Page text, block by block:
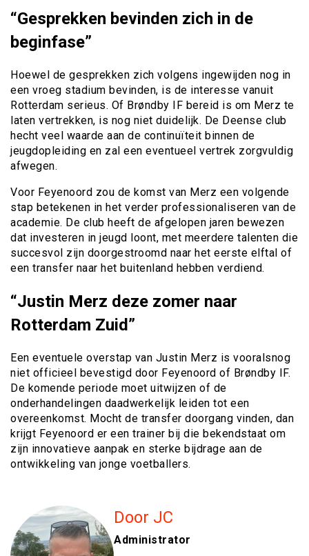
“Gesprekken bevinden zich in de
beginfase”
Hoewel de gesprekken zich volgens ingewijden nog in
een vroeg stadium bevinden, is de interesse vanuit
Rotterdam serieus. Of Brøndby IF bereid is om Merz te
laten vertrekken, is nog niet duidelijk. De Deense club
hecht veel waarde aan de continuïteit binnen de
jeugdopleiding en zal een eventueel vertrek zorgvuldig
afwegen.
Voor Feyenoord zou de komst van Merz een volgende
stap betekenen in het verder professionaliseren van de
academie. De club heeft de afgelopen jaren bewezen
dat investeren in jeugd loont, met meerdere talenten die
succesvol zijn doorgestroomd naar het eerste elftal of
een transfer naar het buitenland hebben verdiend.
“Justin Merz deze zomer naar
Rotterdam Zuid”
Een eventuele overstap van Justin Merz is vooralsnog
niet officieel bevestigd door Feyenoord of Brøndby IF.
De komende periode moet uitwijzen of de
onderhandelingen daadwerkelijk leiden tot een
overeenkomst. Mocht de transfer doorgang vinden, dan
krijgt Feyenoord er een trainer bij die bekendstaat om
zijn innovatieve aanpak en sterke bijdrage aan de
ontwikkeling van jonge voetballers.
Door JC
Administrator